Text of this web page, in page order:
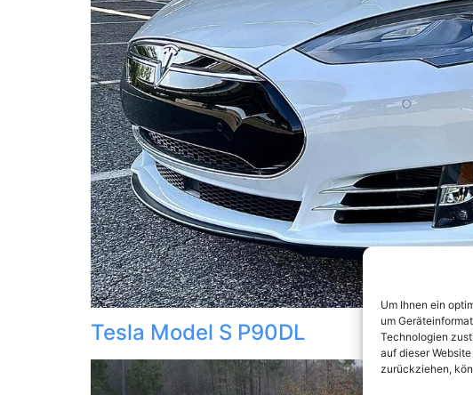
Um Ihnen ein
um
Technologien
auf dieser
zurückziehen,
Tesla Model S P90DL